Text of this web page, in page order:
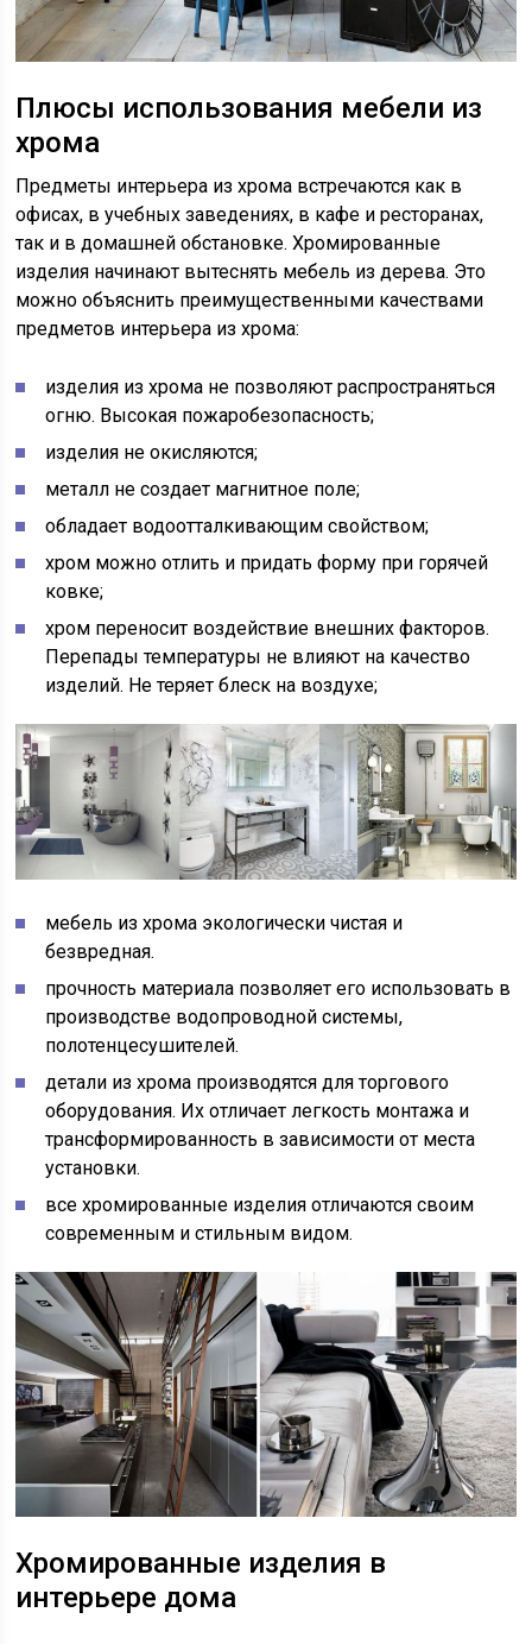
Плюсы использования мебели из
хрома
Предметы интерьера из хрома встречаются как в
офисах, в учебных заведениях, в кафе и ресторанах,
так и в домашней обстановке. Хромированные
изделия начинают вытеснять мебель из дерева. Это
можно объяснить преимущественными качествами
предметов интерьера из хрома:
изделия из хрома не позволяют распространяться
огню. Высокая пожаробезопасность;
изделия не окисляются;
металл не создает магнитное поле;
обладает водоотталкивающим свойством;
хром можно отлить и придать форму при горячей
ковке;
хром переносит воздействие внешних факторов.
Перепады температуры не влияют на качество
изделий. Не теряет блеск на воздухе;
мебель из хрома экологически чистая и
безвредная.
прочность материала позволяет его использовать в
производстве водопроводной системы,
полотенцесушителей.
детали из хрома производятся для торгового
оборудования. Их отличает легкость монтажа и
трансформированность в зависимости от места
установки.
все хромированные изделия отличаются своим
современным и стильным видом.
Хромированные изделия в
интерьере дома